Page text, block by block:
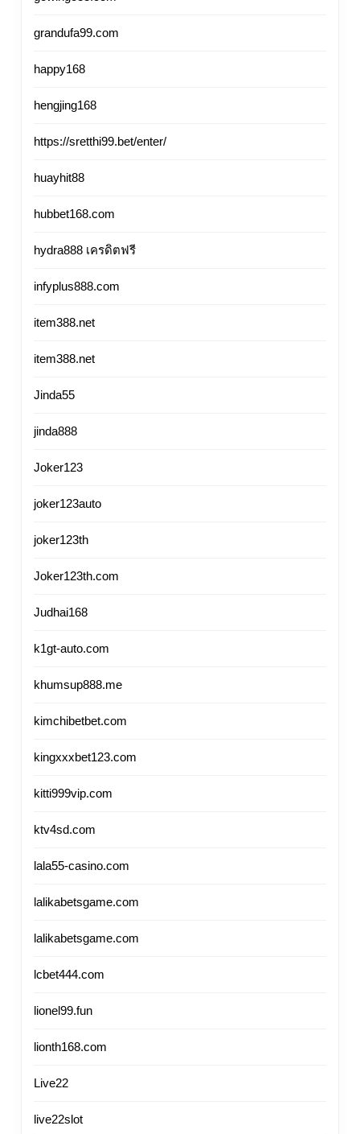
grandufa99.com
happy168
hengjing168
https://sretthi99.bet/enter/
huayhit88
hubbet168.com
hydra888 เครดิตฟรี
infyplus888.com
item388.net
item388.net
Jinda55
jinda888
Joker123
joker123auto
joker123th
Joker123th.com
Judhai168
k1gt-auto.com
khumsup888.me
kimchibetbet.com
kingxxxbet123.com
kitti999vip.com
ktv4sd.com
lala55-casino.com
lalikabetsgame.com
lalikabetsgame.com
lcbet444.com
lionel99.fun
lionth168.com
Live22
live22slot